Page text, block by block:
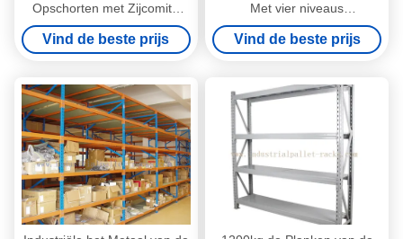
Opschorten met Zijcomité
Blauwe/Oranje/Grijze Kleur
Vind de beste prijs
Met vier niveaus
450LBS/200kg per Planken
het Middelgrote Plicht
Opschorten
Vind de beste prijs